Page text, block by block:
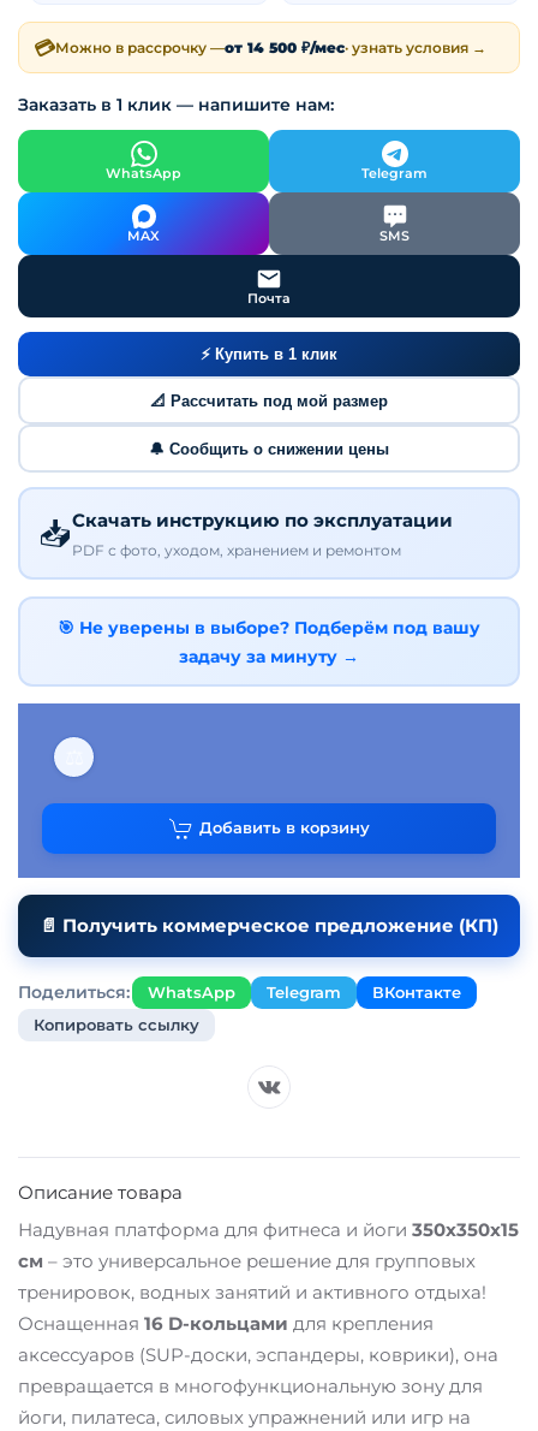
💳Можно в рассрочку —от 14 500 ₽/мес· узнать условия →
Заказать в 1 клик — напишите нам:
WhatsApp Telegram
MAX SMS
Почта
⚡ Купить в 1 клик
📐 Рассчитать под мой размер
🔔 Сообщить о снижении цены
📥Скачать инструкцию по эксплуатации
PDF с фото, уходом, хранением и ремонтом
🎯 Не уверены в выборе? Подберём под вашу
задачу за минуту →
Добавить в корзину
📄 Получить коммерческое предложение (КП)
Поделиться: WhatsApp Telegram
ВКонтакте
Копировать ссылку
Описание товара
Надувная платформа для фитнеса и йоги 350x350x15
см – это универсальное решение для групповых
тренировок, водных занятий и активного отдыха!
Оснащенная 16 D-кольцами для крепления
аксессуаров (SUP-доски, эспандеры, коврики), она
превращается в многофункциональную зону для
йоги, пилатеса, силовых упражнений или игр на